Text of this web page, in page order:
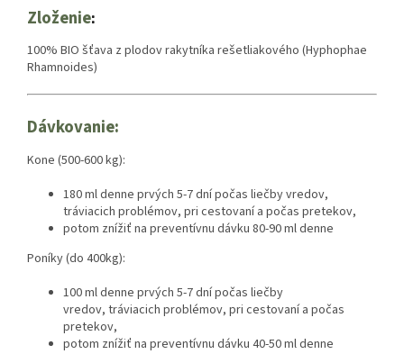
Zloženie:
100% BIO šťava z plodov rakytníka rešetliakového (Hyphophae
Rhamnoides)
Dávkovanie:
Kone (500-600 kg):
180 ml denne prvých 5-7 dní počas liečby vredov,
tráviacich problémov, pri cestovaní a počas pretekov,
potom znížiť na preventívnu dávku 80-90 ml denne
Poníky (do 400kg):
100 ml denne prvých 5-7 dní počas liečby
vredov, tráviacich problémov, pri cestovaní a počas
pretekov,
potom znížiť na preventívnu dávku 40-50 ml denne